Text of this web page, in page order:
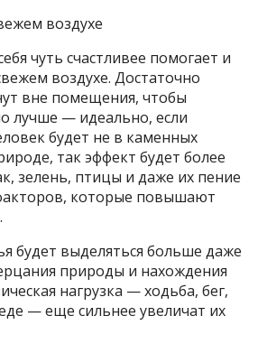
воздухе
чуть счастливее помогает и
воздухе. Достаточно
вне помещения, чтобы
лучше — идеально, если
будет не в каменных
так эффект будет более
зелень, птицы и даже их пение
которые повышают
будет выделяться больше даже
природы и нахождения
нагрузка — ходьба, бег,
— еще сильнее увеличат их